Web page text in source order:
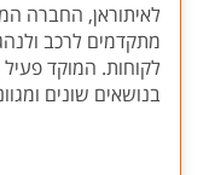
לאיתוראן, החברה
מתקדמים לרכב
בנושאים שונים